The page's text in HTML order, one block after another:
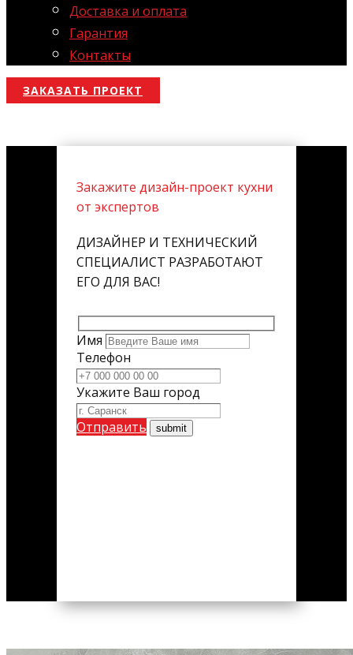
Доставка и оплата
Гарантия
Контакты
ЗАКАЗАТЬ ПРОЕКТ
Закажите дизайн-проект кухни
от экспертов
ДИЗАЙНЕР И ТЕХНИЧЕСКИЙ
СПЕЦИАЛИСТ РАЗРАБОТАЮТ
ЕГО ДЛЯ ВАС!
Имя
Телефон
Укажите Ваш город
Отправить